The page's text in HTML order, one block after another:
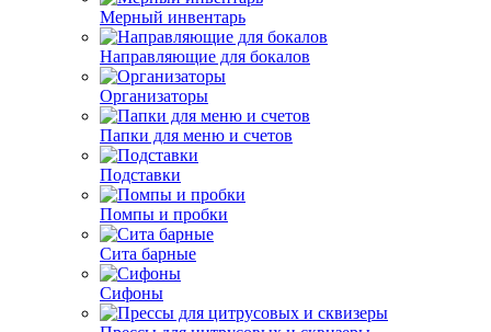
Мерный инвентарь
Направляющие для бокалов
Организаторы
Папки для меню и счетов
Подставки
Помпы и пробки
Сита барные
Сифоны